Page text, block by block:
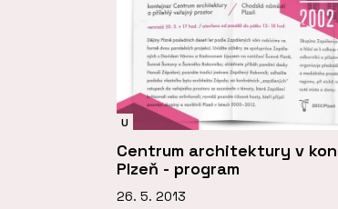
U
Centrum architektury v
Plzeň - program
26. 5. 2013